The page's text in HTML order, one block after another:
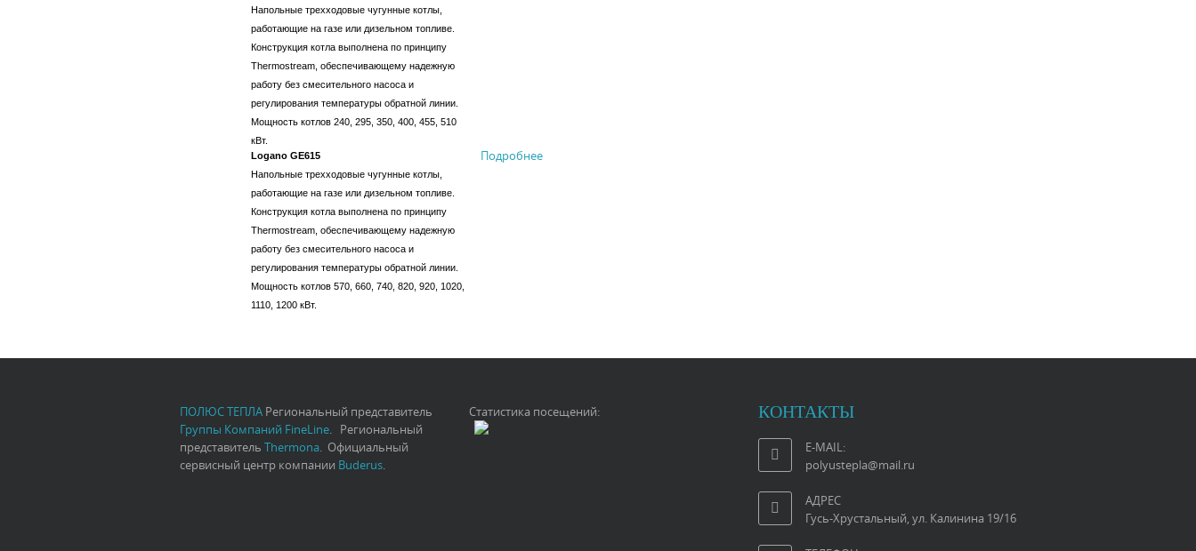
Напольные трехходовые чугунные котлы,
работающие на газе или дизельном топливе.
Конструкция котла выполнена по принципу
Thermostream, обеспечивающему надежную
работу без смесительного насоса и
регулирования температуры обратной линии.
Мощность котлов 240, 295, 350, 400, 455, 510
кВт.
Logano GE615
Напольные трехходовые чугунные котлы,
работающие на газе или дизельном топливе.
Конструкция котла выполнена по принципу
Thermostream, обеспечивающему надежную
работу без смесительного насоса и
регулирования температуры обратной линии.
Мощность котлов 570, 660, 740, 820, 920, 1020,
1110, 1200 кВт.
Подробнее
ПОЛЮС ТЕПЛА Региональный представитель
Группы Компаний FineLine. Региональный
представитель Thermona. Официальный
сервисный центр компании Buderus.
Статистика посещений: КОНТАКТЫ
E-MAIL:
polyustepla@mail.ru
АДРЕС
Гусь-Хрустальный, ул. Калинина 19/16